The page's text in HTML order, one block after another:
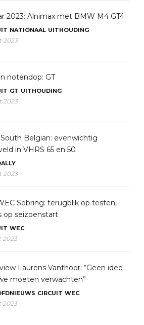
2023: Alnimax met BMW M4 GT4
NATIONAAL UITHOUDING
2023
notendop: GT
GT UITHOUDING
2023
South Belgian: evenwichtig
in VHRS 65 en 50
2023
Sebring: terugblik op testen,
op seizoenstart
WEC
2023
Laurens Vanthoor: “Geen idee
moeten verwachten”
CIRCUIT WEC
2023